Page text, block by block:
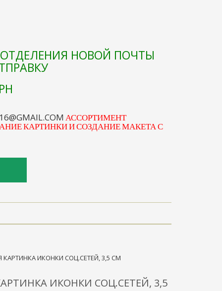
НОВОЙ ПОЧТЫ
АССОРТИМЕНТ
КАРТИНКИ И СОЗДАНИЕ МАКЕТА С
КАРТИНКА ИКОНКИ СОЦ.СЕТЕЙ, 3,5 СМ
ИКОНКИ СОЦ.СЕТЕЙ, 3,5